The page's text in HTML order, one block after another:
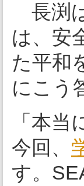
長渕
は、安
た平和
にこう
「本
今回、
す。